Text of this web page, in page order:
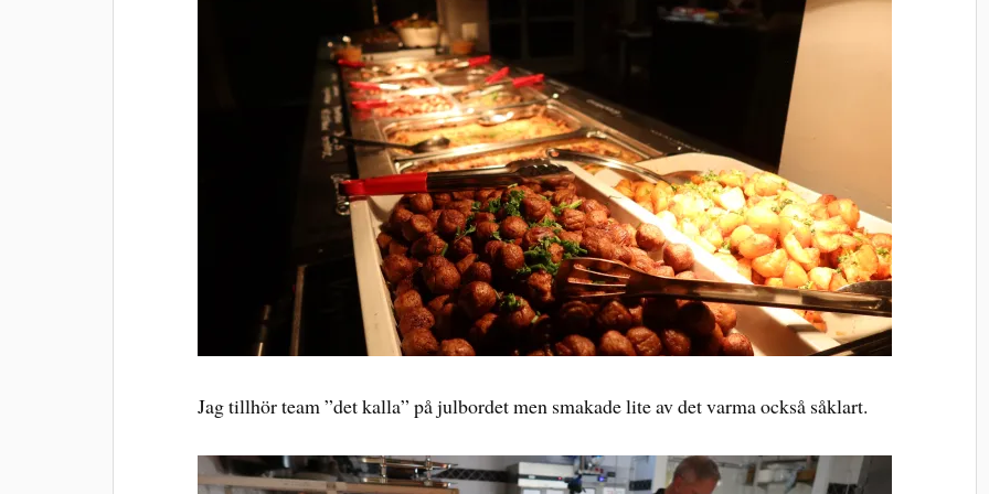
Jag tillhör team ”det kalla” på julbordet men smakade lite av det varma också såklart.